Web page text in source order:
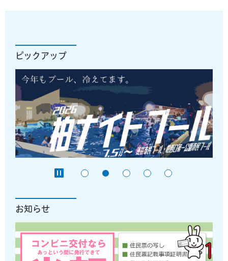
ピックアップ
お知らせ